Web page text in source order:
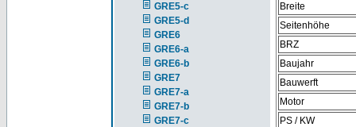
GRE5-c
GRE5-d
GRE6
GRE6-a
GRE6-b
GRE7
GRE7-a
GRE7-b
GRE7-c
Breite
Seitenhöhe
BRZ
Baujahr
Bauwerft
Motor
PS / KW